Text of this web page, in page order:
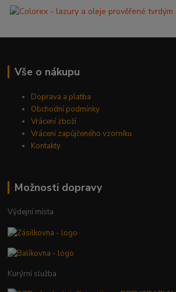
Vše o nákupu
Doprava a platba
Obchodní podmínky
Vrácení zboží
Vrácení zapůjčeného vzorníku
Kontakty
Možnosti dopravy
Výdejní místa
Kurýrní služba